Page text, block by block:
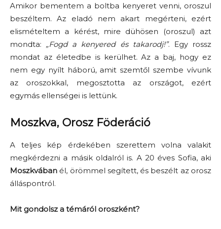
Amikor bementem a boltba kenyeret venni, oroszul
beszéltem. Az eladó nem akart megérteni, ezért
elismételtem a kérést, mire dühösen (oroszul) azt
mondta: „Fogd a kenyered és takarodj!”. Egy rossz
mondat az életedbe is kerülhet. Az a baj, hogy ez
nem egy nyílt háború, amit szemtől szembe vívunk
az oroszokkal, megosztotta az országot, ezért
egymás ellenségei is lettünk.
Moszkva, Orosz Föderáció
A teljes kép érdekében szerettem volna valakit
megkérdezni a másik oldalról is. A 20 éves Sofia, aki
Moszkvában él, örömmel segített, és beszélt az orosz
álláspontról.
Mit gondolsz a témáról oroszként?